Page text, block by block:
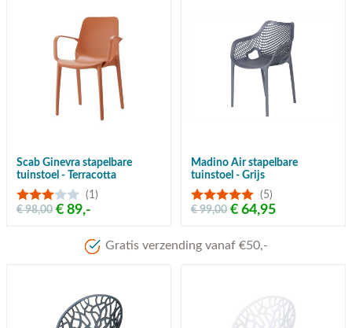
Scab Ginevra stapelbare
tuinstoel - Terracotta
(1)
€ 89,-
€ 98,00
Madino Air stapelbare
tuinstoel - Grijs
(5)
€ 64,95
€ 99,00
Gratis verzending vanaf €50,-